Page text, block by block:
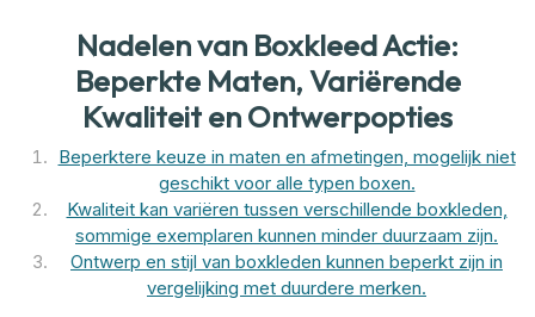
Nadelen van Boxkleed Actie:
Beperkte Maten, Variërende
Kwaliteit en Ontwerpopties
Beperktere keuze in maten en afmetingen, mogelijk niet
geschikt voor alle typen boxen.
Kwaliteit kan variëren tussen verschillende boxkleden,
sommige exemplaren kunnen minder duurzaam zijn.
Ontwerp en stijl van boxkleden kunnen beperkt zijn in
vergelijking met duurdere merken.